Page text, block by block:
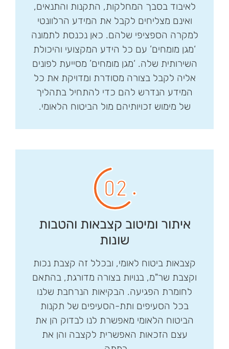
לאיבוד בסבך המחלקות, התקנות והתנאים,
ואינם מצליחים לקבל את המידע הרלוונטי
למקרה הספציפי שלהם. כאן נכנסת לתמונה
‘מגן מומחים’ עם כל הידע המקצועי והיכולת
השירותית שלה. ‘מגן מומחים’ מסייעת לפונים
אליה לקבל בצורה מסודרת ומדויקת את כל
המידע הנדרש להם כדי להתחיל בתהליך
של מימוש זכויותיהם מול הביטוח הלאומי.
איתור ומיטוב קצבאות והטבות
שונות
קצבאות ביטוח לאומי, ובכלל זה קצבת נכות
וקצבת שר"מ, בנויות בצורה מדורגת, בהתאם
לחומרת הפגיעה. הבקיאות הנרחבת שלנו
בכל הסעיפים ותת-הסעיפים של תקנות
הביטוח הלאומי מאפשרת לנו לבדוק הן את
עצם הזכאות האפשרית לקצבה והן את